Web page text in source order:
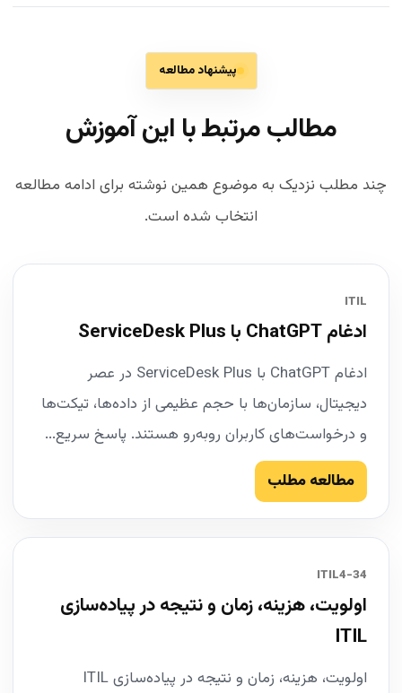
پیشنهاد مطالعه
مطالب مرتبط با این آموزش
چند مطلب نزدیک به موضوع همین نوشته برای ادامه مطالعه
انتخاب شده است.
ITIL
ادغام ChatGPT با ServiceDesk Plus
ادغام ChatGPT با ServiceDesk Plus در عصر
دیجیتال، سازمان‌ها با حجم عظیمی از داده‌ها، تیکت‌ها
و درخواست‌های کاربران روبه‌رو هستند. پاسخ سریع...
مطالعه مطلب
34-ITIL4
اولویت، هزینه، زمان و نتیجه در پیاده‌سازی
ITIL
اولویت، هزینه، زمان و نتیجه در پیاده‌سازی ITIL